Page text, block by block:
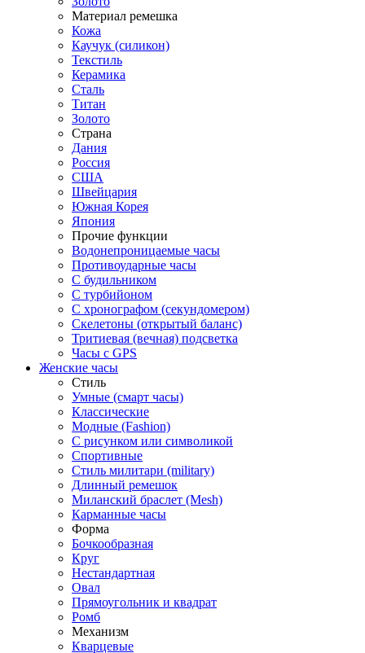
Материал ремешка
Кожа
Каучук (силикон)
Текстиль
Керамика
Сталь
Титан
Золото
Страна
Дания
Россия
США
Швейцария
Южная Корея
Япония
Прочие функции
Водонепроницаемые часы
Противоударные часы
С будильником
С турбийоном
С хронографом (секундомером)
Скелетоны (открытый баланс)
Тритиевая (вечная) подсветка
Часы с GPS
Женские часы
Стиль
Умные (смарт часы)
Классические
Модные (Fashion)
С рисунком или символикой
Спортивные
Стиль милитари (military)
Длинный ремешок
Миланский браслет (Mesh)
Карманные часы
Форма
Бочкообразная
Круг
Нестандартная
Овал
Прямоугольник и квадрат
Ромб
Механизм
Кварцевые